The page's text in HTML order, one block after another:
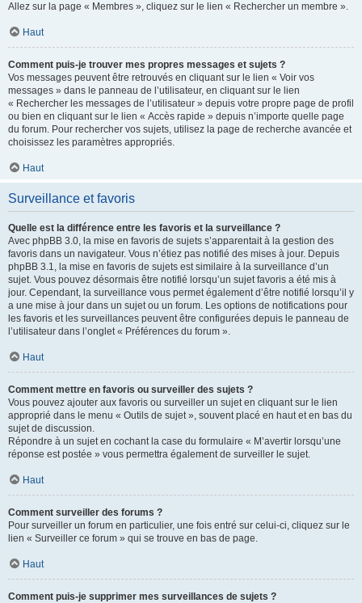
Allez sur la page « Membres », cliquez sur le lien « Rechercher un membre ».
Haut
Comment puis-je trouver mes propres messages et sujets ?
Vos messages peuvent être retrouvés en cliquant sur le lien « Voir vos
messages » dans le panneau de l’utilisateur, en cliquant sur le lien
« Rechercher les messages de l’utilisateur » depuis votre propre page de profil
ou bien en cliquant sur le lien « Accès rapide » depuis n’importe quelle page
du forum. Pour rechercher vos sujets, utilisez la page de recherche avancée et
choisissez les paramètres appropriés.
Haut
Surveillance et favoris
Quelle est la différence entre les favoris et la surveillance ?
Avec phpBB 3.0, la mise en favoris de sujets s’apparentait à la gestion des
favoris dans un navigateur. Vous n’étiez pas notifié des mises à jour. Depuis
phpBB 3.1, la mise en favoris de sujets est similaire à la surveillance d’un
sujet. Vous pouvez désormais être notifié lorsqu’un sujet favoris a été mis à
jour. Cependant, la surveillance vous permet également d’être notifié lorsqu’il y
a une mise à jour dans un sujet ou un forum. Les options de notifications pour
les favoris et les surveillances peuvent être configurées depuis le panneau de
l’utilisateur dans l’onglet « Préférences du forum ».
Haut
Comment mettre en favoris ou surveiller des sujets ?
Vous pouvez ajouter aux favoris ou surveiller un sujet en cliquant sur le lien
approprié dans le menu « Outils de sujet », souvent placé en haut et en bas du
sujet de discussion.
Répondre à un sujet en cochant la case du formulaire « M’avertir lorsqu’une
réponse est postée » vous permettra également de surveiller le sujet.
Haut
Comment surveiller des forums ?
Pour surveiller un forum en particulier, une fois entré sur celui-ci, cliquez sur le
lien « Surveiller ce forum » qui se trouve en bas de page.
Haut
Comment puis-je supprimer mes surveillances de sujets ?